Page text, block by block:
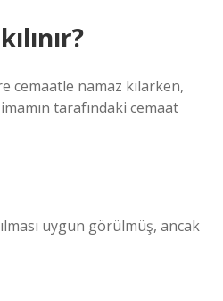
cemaatle namaz kılarken,
tarafındaki cemaat
uygun görülmüş, ancak